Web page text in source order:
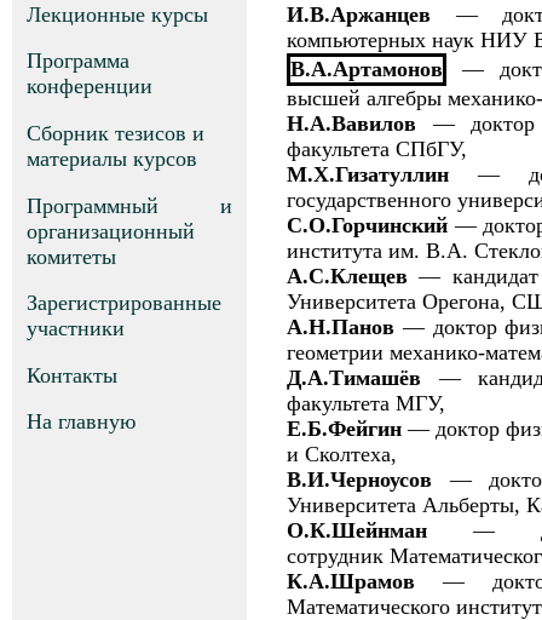
Лекционные курсы
Программа
конференции
Сборник тезисов и
материалы курсов
Программный и
организационный
комитеты
Зарегистрированные
участники
Контакты
На главную
И.В.Аржанцев—
компьютерных наук
В.А.Артамонов
—
высшей алгебры
Н.А.Вавилов— доктор
факультета СПбГУ,
М.Х.Гизатуллин—
государственного
С.О.Горчинский—
института им. В.А.
А.С.Клещев— кандидат
Университета Орегона,
А.Н.Панов— доктор
геометрии механико-
Д.А.Тимашёв—
факультета МГУ,
Е.Б.Фейгин— доктор
и Сколтеха,
В.И.Черноусов—
Университета Альберты,
О.К.Шейнман—
сотрудник
К.А.Шрамов—
Математического